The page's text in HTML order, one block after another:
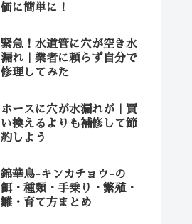
価に簡単に！
緊急！水道管に穴が空き水
漏れ｜業者に頼らず自分で
修理してみた
ホースに穴が水漏れが｜買
い換えるよりも補修して節
約しよう
錦華鳥-キンカチョウ-の
餌・種類・手乗り・繁殖・
雛・育て方まとめ